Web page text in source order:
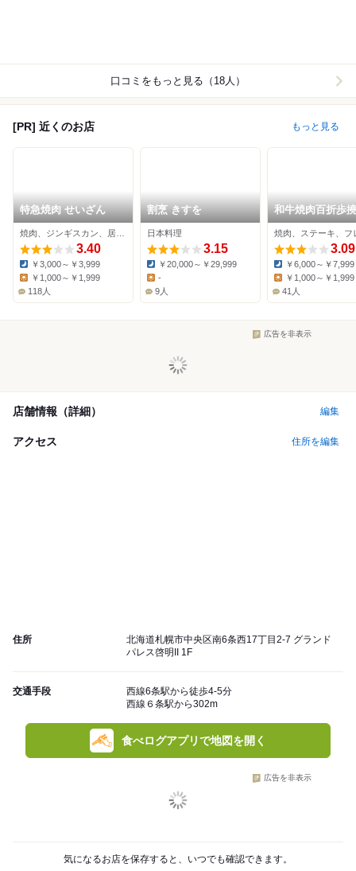
口コミをもっと見る（18人）
[PR] 近くのお店 もっと見る
特急焼肉 せいざん
3.40
Dinner:
￥3,000～￥3,999
￥1,000～￥1,999
118人
割烹 きすを
日本料理
3.15
Dinner:
￥20,000～￥29,999
Lunch:
-
9人
和牛焼肉百折歩
幌すすきの総本店
焼肉、ステーキ、フ
3.09
Dinner:
￥6,000～￥7,999
Lunch:
￥1,000～￥1,999
41人
広告を非表示
店舗情報（詳細） 編集
アクセス 住所を編集
住所
北海道札幌市中央区南6条西17丁目2-7 グランド
パレス啓明II 1F
交通手段
西線6条駅から徒歩4-5分
西線６条駅から302m
食べログアプリで地図を開く
広告を非表示
気になるお店を保存すると、いつでも確認できます。